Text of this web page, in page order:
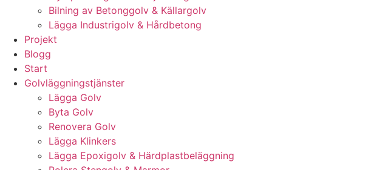
Bilning av Betonggolv & Källargolv
Lägga Industrigolv & Hårdbetong
Projekt
Blogg
Start
Golvläggningstjänster
Lägga Golv
Byta Golv
Renovera Golv
Lägga Klinkers
Lägga Epoxigolv & Härdplastbeläggning